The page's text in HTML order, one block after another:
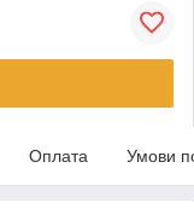
Оплата Умови